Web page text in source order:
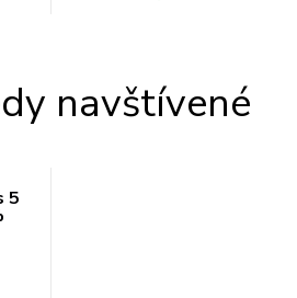
navštívené
5